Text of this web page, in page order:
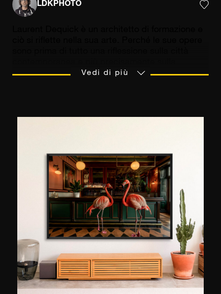
LDKPHOTO
proliferazione dello spazio urbano. Lo scopo del
urbane: «Le strade, le luci, i rumori, il traffico
che si devono fare delle scelte? Non ci credo,
non lo voglio». Per tradurre in immagini questa
“congestione” della vita urbana Laurent Dequick
non esita a scomporre, sovrapporre e persino
mescolare gli scatti. Intreccia così fotografie che
rappresentano complessi architettonici, il traffico
delle strade e le persone. Condensa le immagini
come la città condensa la vita di tutti i suoi
abitanti. Il suo stile ricorda il cubismo e nella sua
rappresentazione del movimento permanente
ritroviamo una certa forma di astrattismo.
Vedi di più